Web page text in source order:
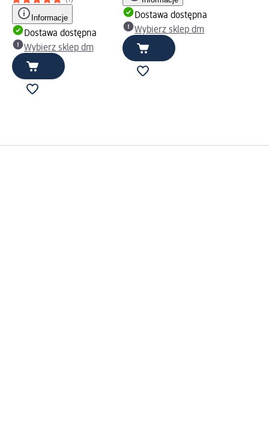
Informacje
Dostawa dostępna
Wybierz sklep dm
Dostawa dostępna
Wybierz sklep dm